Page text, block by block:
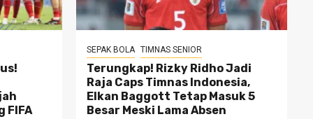
FIFA
SEPAK BOLA TIMNAS SENIOR
Terungkap! Rizky Ridho Jadi
Raja Caps Timnas Indonesia,
Elkan Baggott Tetap Masuk 5
Besar Meski Lama Absen